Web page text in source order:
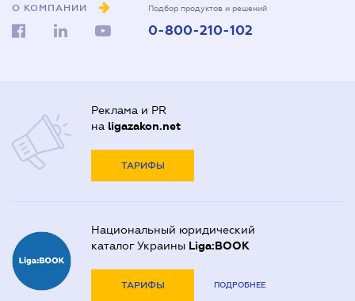
О КОМПАНИИ Подбор продуктов и решений
0-800-210-102
Реклама и PR
на ligazakon.net
ТАРИФЫ
Национальный юридический
каталог Украины Liga:BOOK
ТАРИФЫ ПОДРОБНЕЕ